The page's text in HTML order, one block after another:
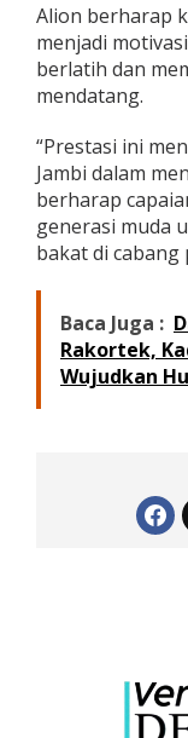
Alion berharap
menjadi
berlatih dan
mendatang.
“Prestasi ini
Jambi dalam
berharap
generasi muda
bakat di cabang
Baca Juga :
Rakortek,
Wujudkan